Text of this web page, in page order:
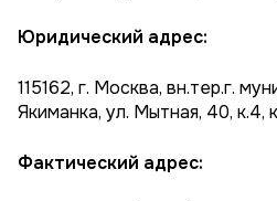
Юридический адрес:
115162, г. Москва, вн.тер.г.
Якиманка, ул. Мытная, 40, к.4,
Фактический адрес: